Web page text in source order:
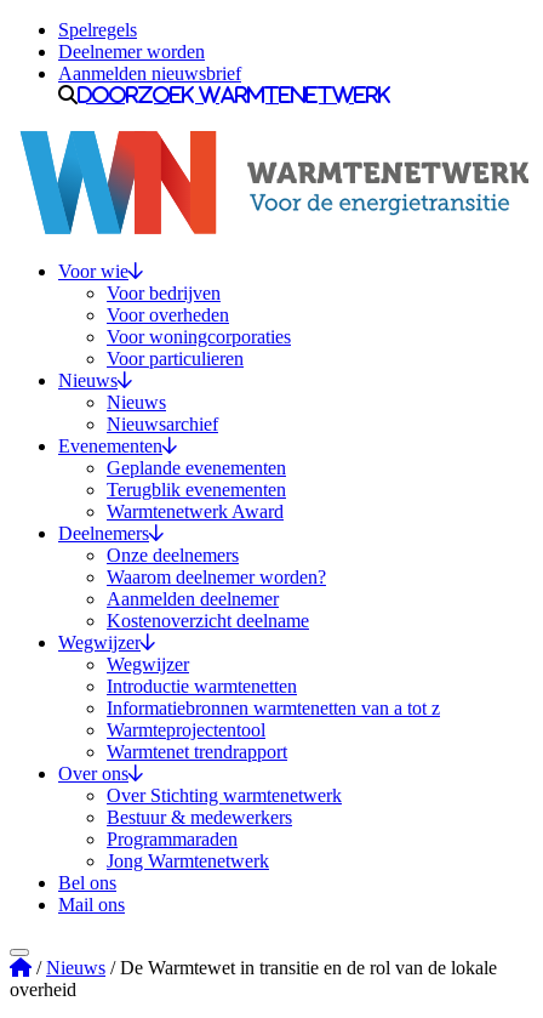
Ga naar inhoud
Spelregels
Deelnemer worden
Aanmelden nieuwsbrief
Doorzoek Warmtenetwerk
Voor wie
Voor bedrijven
Voor overheden
Voor woningcorporaties
Voor particulieren
Nieuws
Nieuws
Nieuwsarchief
Evenementen
Geplande evenementen
Terugblik evenementen
Warmtenetwerk Award
Deelnemers
Onze deelnemers
Waarom deelnemer worden?
Aanmelden deelnemer
Kostenoverzicht deelname
Wegwijzer
Wegwijzer
Introductie warmtenetten
Informatiebronnen warmtenetten van a tot z
Warmteprojectentool
Warmtenet trendrapport
Over ons
Over Stichting warmtenetwerk
Bestuur & medewerkers
Programmaraden
Jong Warmtenetwerk
Bel ons
Mail ons
Stichting Warmtenetwerk
/Nieuws /De Warmtewet in transitie en de rol van de lokale
overheid